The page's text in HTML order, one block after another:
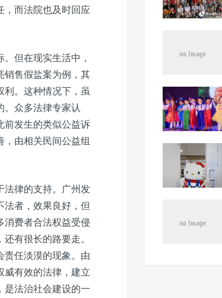
，而法院也及时回应
但在现实生活中，
销售假盐案为例，其
利。这种情况下，虽
众多法律专家认
前发生的类似公益诉
由相关民间公益组
法律的支持。广州发
者，效果良好，但
消费者合法权益受侵
有很长的路要走。
责任淡漠的现象。由
威有效的法律，建立
是法治社会建设的一